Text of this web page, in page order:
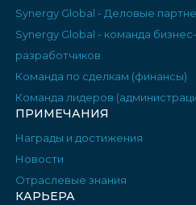
Synergy Global - Деловые
Synergy Global - команда
разработчиков
Команда по сделкам (финансы)
Команда лидеров
ПРИМЕЧАНИЯ
Награды и достижения
Новости
Отраслевые знания
КАРЬЕРА